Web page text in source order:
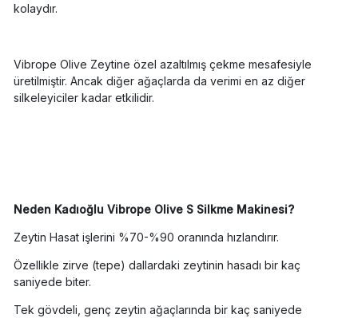
kolaydır.
Vibrope Olive Zeytine özel azaltılmış çekme mesafesiyle
üretilmiştir. Ancak diğer ağaçlarda da verimi en az diğer
silkeleyiciler kadar etkilidir.
Neden Kadıoğlu Vibrope Olive S Silkme Makinesi?
Zeytin Hasat işlerini %70-%90 oranında hızlandırır.
Özellikle zirve (tepe) dallardaki zeytinin hasadı bir kaç
saniyede biter.
Tek gövdeli, genç zeytin ağaçlarında bir kaç saniyede